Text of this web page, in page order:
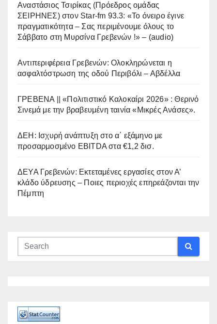
Αναστάσιος Τσιρίκας (Πρόεδρος ομάδας
ΣΕΙΡΗΝΕΣ) στον Star-fm 93.3: «Το όνειρο έγινε
πραγματικότητα – Σας περιμένουμε όλους το
Σάββατο στη Μυρσίνα Γρεβενών !» – (audio)
Αντιπεριφέρεια Γρεβενών: Ολοκληρώνεται η
ασφαλτόστρωση της οδού Περιβόλι – Αβδέλλα
ΓΡΕΒΕΝΑ || «Πολιτιστικό Καλοκαίρι 2026» : Θερινό
Σινεμά με την βραβευμένη ταινία «Μικρές Ανάσες».
ΔΕΗ: Ισχυρή ανάπτυξη στο α΄ εξάμηνο με
προσαρμοσμένο EBITDA στα €1,2 δισ.
ΔΕΥΑ Γρεβενών: Εκτεταμένες εργασίες στον Α’
κλάδο ύδρευσης – Ποιες περιοχές επηρεάζονται την
Πέμπτη